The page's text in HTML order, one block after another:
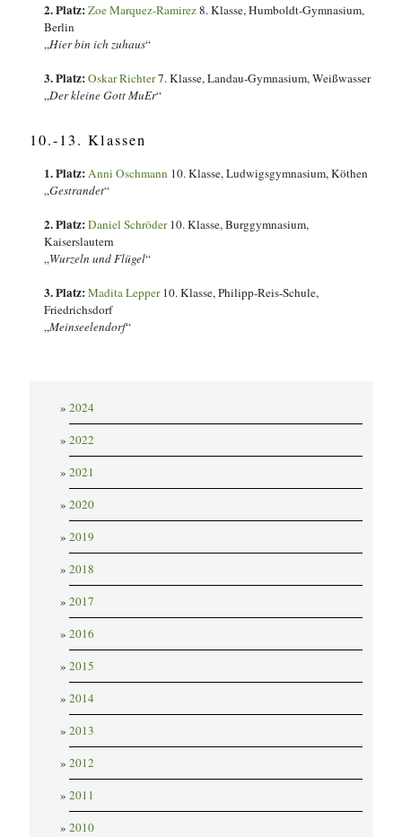
2. Platz:Zoe Marquez-Ramirez8. Klasse,Humboldt-Gymnasium,
Berlin
„Hier bin ich zuhaus“
3. Platz:Oskar Richter7. Klasse,Landau-Gymnasium, Weißwasser
„Der kleine Gott MuEr“
10.-13. Klassen
1. Platz:Anni Oschmann 10. Klasse,Ludwigsgymnasium, Köthen
„Gestrandet“
2. Platz:Daniel Schröder 10. Klasse,Burggymnasium,
Kaiserslautern
„Wurzeln und Flügel“
3. Platz:Madita Lepper 10. Klasse,Philipp-Reis-Schule,
Friedrichsdorf
„Meinseelendorf“
2024
2022
2021
2020
2019
2018
2017
2016
2015
2014
2013
2012
2011
2010